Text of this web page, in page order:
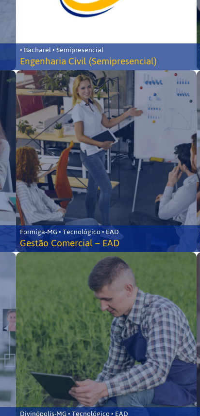
• Bacharel • Semipresencial
Engenharia Civil (Semipresencial)
Formiga-MG • Tecnológico • EAD
Gestão Comercial – EAD